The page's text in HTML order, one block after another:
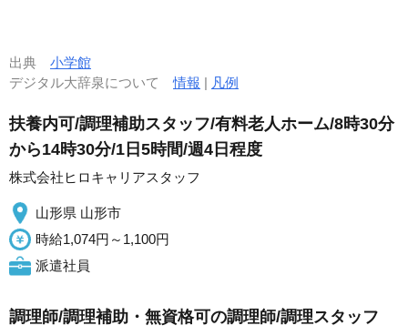
出典 小学館
デジタル大辞泉について情報 | 凡例
扶養内可/調理補助スタッフ/有料老人ホーム/8時30分
から14時30分/1日5時間/週4日程度
株式会社ヒロキャリアスタッフ
山形県 山形市
時給1,074円～1,100円
派遣社員
調理師/調理補助・無資格可の調理師/調理スタッフ